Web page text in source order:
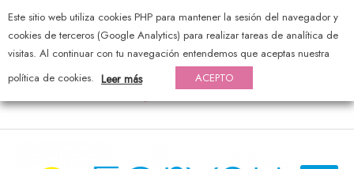
976 44 20 25 — pedidos@ferysu.com
Este sitio web utiliza cookies PHP para mantener la sesión del navegador y
cookies de terceros (Google Analytics) para realizar tareas de analítica de
visitas. Al continuar con tu navegación entendemos que aceptas nuestra
política de cookies. Leer más ACEPTO